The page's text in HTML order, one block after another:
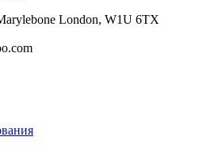
London, W1U 6TX